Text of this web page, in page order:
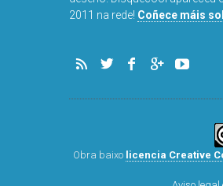
2011 na rede! Coñece máis
Obra baixo licencia Creative